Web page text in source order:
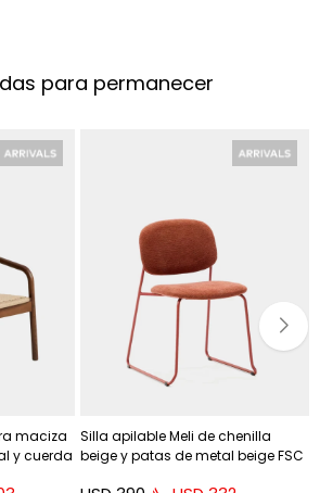
para permanecer
maciza
y cuerda
Silla apilable Meli de chenilla
beige y patas de metal beige FSC